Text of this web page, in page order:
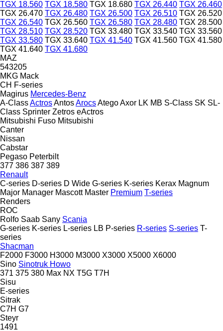
TGX 18.560 TGX 18.580 TGX 18.680 TGX 26.440 TGX 26.460
TGX 26.470 TGX 26.480 TGX 26.500 TGX 26.510 TGX 26.520
TGX 26.540 TGX 26.560 TGX 26.580 TGX 28.480 TGX 28.500
TGX 28.510 TGX 28.520 TGX 33.480 TGX 33.540 TGX 33.560
TGX 33.580 TGX 33.640 TGX 41.540 TGX 41.560 TGX 41.580
TGX 41.640 TGX 41.680
MAZ
543205
MKG Mack
CH F-series
Magirus Mercedes-Benz
A-ClassActrosAntosArocsAtegoAxor LK MB S-Class SK SL-
Class Sprinter Zetros eActros
Mitsubishi Fuso Mitsubishi
Canter
Nissan
Cabstar
Pegaso Peterbilt
377 386 387 389
Renault
C-series D-series D Wide G-series K-series Kerax Magnum
Major Manager Mascott Master Premium T-series
Renders
ROC
Rolfo Saab Sany Scania
G-series K-series L-series LB P-series R-series S-series T-
series
Shacman
F2000 F3000 H3000 M3000 X3000 X5000 X6000
Sino Sinotruk Howo
371 375 380 Max NX T5G T7H
Sisu
E-series
Sitrak
C7H G7
Steyr
1491